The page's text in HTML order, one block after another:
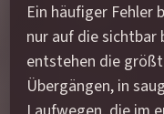
Ein häufiger Fehler
nur auf die sichtbar
entstehen die
Übergängen, in